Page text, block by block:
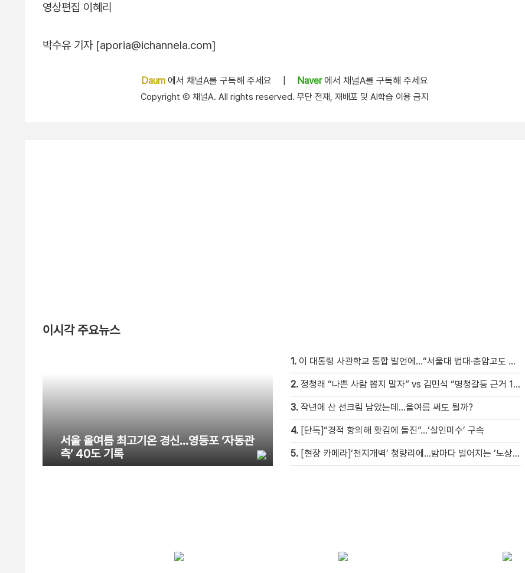
영상편집 이혜리
박수유 기자 [aporia@ichannela.com]
Daum 에서 채널A를 구독해 주세요 Naver에서 채널A를 구독해 주세요
Copyright Ⓒ 채널A. All rights reserved. 무단 전재, 재배포 및 AI학습 이용 금지
이시각 주요뉴스
서울 올여름 최고기온 경신…영등포 ‘자동관
측’ 40도 기록
1. 이 대통령 사관학교 통합 발언에…“서울대 법대·충암고도 없애나”
2. 정청래 “나쁜 사람 뽑지 말자” vs 김민석 “명청갈등 근거 10개”
3. 작년에 산 선크림 남았는데…올여름 써도 될까?
4. [단독]“경적 항의해 홧김에 돌진”…‘살인미수’ 구속
5. [현장 카메라]‘천지개벽’ 청량리에…밤마다 벌어지는 ‘노상방뇨 전쟁’